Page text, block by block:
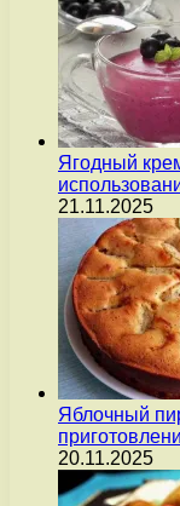
Ягодный
21.11.2025
Яблочный
20.11.2025